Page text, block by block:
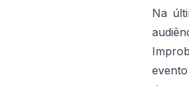
Na